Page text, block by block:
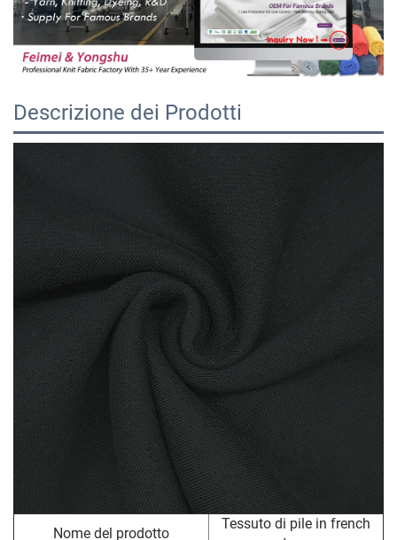
Descrizione dei Prodotti
Nome del prodotto
Tessuto di pile in french